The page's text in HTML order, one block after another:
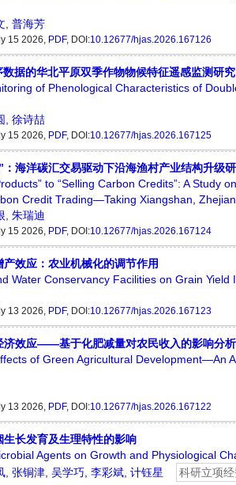
, 普海芳
15 2026, PDF, DOI:10.12677/hjas.2026.167126
据的华北平原双季作物物候特征遥感监测研究
of Phenological Characteristics of
, 徐诗喆
15 2026, PDF, DOI:10.12677/hjas.2026.167125
：海洋碳汇交易驱动下沿海渔村产业结构升
to “Selling Carbon Credits”: A
Credit Trading—Taking Xiangshan,
, 朱瑞迪
15 2026, PDF, DOI:10.12677/hjas.2026.167124
效应：农业机械化的调节作用
Water Conservancy Facilities on Grain
13 2026, PDF, DOI:10.12677/hjas.2026.167123
济效应——基于化肥减量对农民收入的影响分析
of Green Agricultural Development—An
13 2026, PDF, DOI:10.12677/hjas.2026.167122
长发育及生理特性的影响
Agents on Growth and Physiological
, 张铜津, 吴学巧, 李彩斌, 计钰星 科研立项